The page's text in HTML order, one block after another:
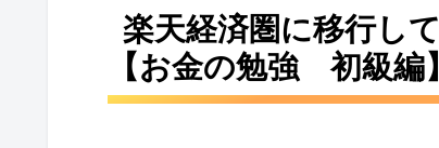
楽天経済圏に移行し
【お金の勉強 初級編